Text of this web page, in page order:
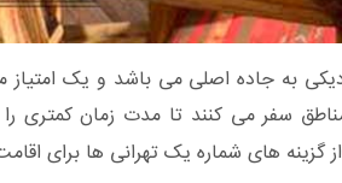
به جاده اصلی می باشد و یک
سفر می کنند تا مدت زمان کمتری
گزینه های شماره یک تهرانی ها برای